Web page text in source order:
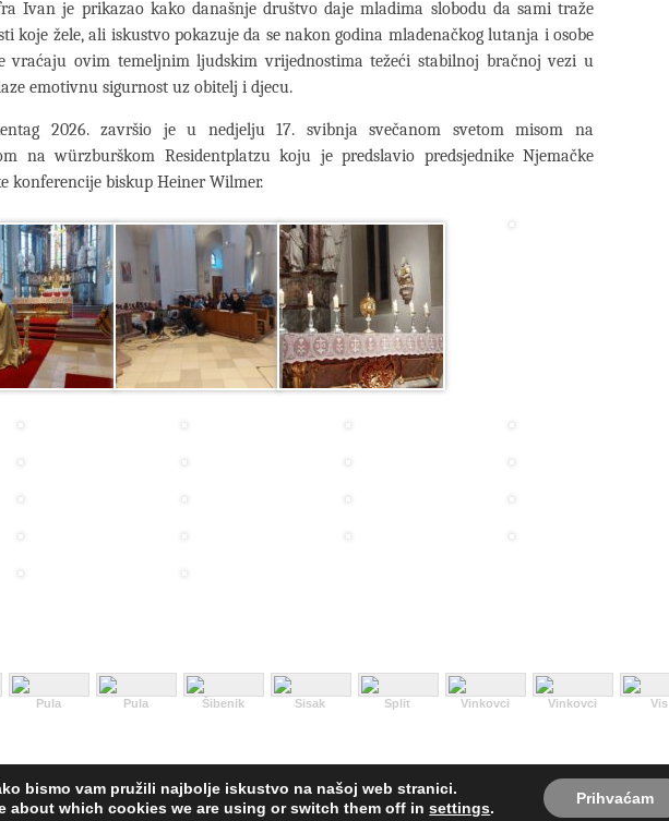
Ivan je prikazao kako današnje društvo daje mladima slobodu da sami traže
koje žele, ali iskustvo pokazuje da se nakon godina mladenačkog lutanja i osobe
vraćaju ovim temeljnim ljudskim vrijednostima težeći stabilnoj bračnoj vezi u
emotivnu sigurnost uz obitelj i djecu.
2026. završio je u nedjelju 17. svibnja svečanom svetom misom na
na würzburškom Residentplatzu koju je predslavio predsjednike Njemačke
konferencije biskup Heiner Wilmer.
Pula Pula Šibenik Sisak Split Vinkovci Vinkovci Vis
© Hrvatska Provincija sv. Jeronima franjevaca konventualaca | Dizajn:
bismo vam pružili najbolje iskustvo na našoj web stranici.
about which cookies we are using or switch them off insettings.
Prihvaćam